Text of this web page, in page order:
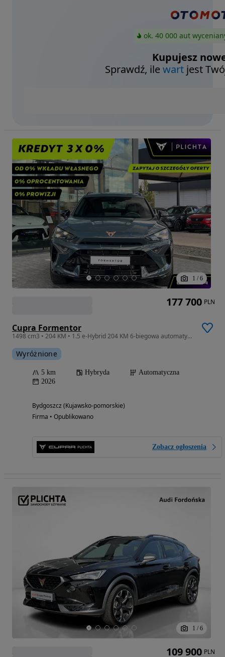
ok. 40 000 aut
Kupujesz
Sprawdź, ilewart jest
1 / 6
Cupra Formentor
1498 cm3 • 204 KM • 1.5 e-Hybrid 204 KM 6-biegowa automatyczna - DSG
Wyróżnione
5 km Hybryda
Automatyczna
2026
Bydgoszcz (Kujawsko-pomorskie)
Firma • Opublikowano
Zobacz ogłoszenia
177 700 PLN
1 / 6
109 900 PLN